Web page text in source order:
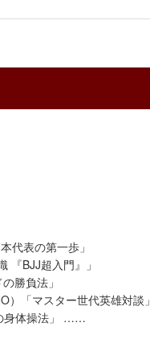
代表の第一歩」
『BJJ超入門』」
勝負法」
「マスター世代英雄対談」
身体操法」 ……